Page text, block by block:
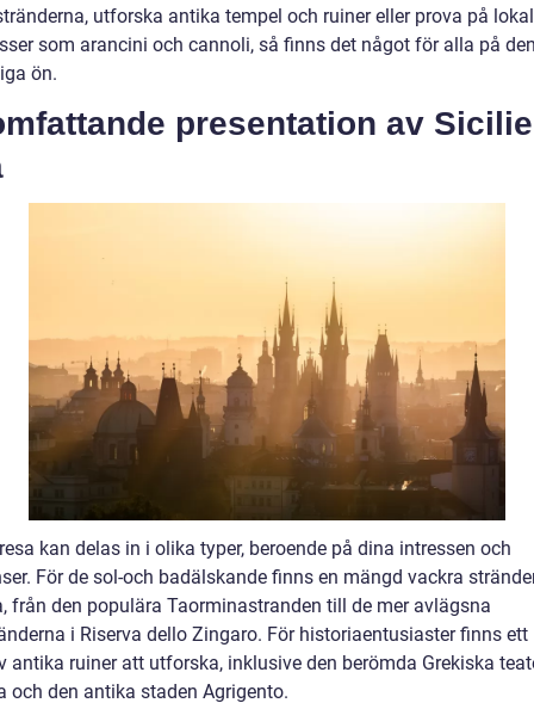
utforska antika tempel och ruiner eller prova på
som arancini och cannoli, så finns det något för alla på
ön.
presentation av
kan delas in i olika typer, beroende på dina intressen och
För de sol-och badälskande finns en mängd vackra
från den populära Taorminastranden till de mer avlägsna
i Riserva dello Zingaro. För historiaentusiaster finns ett
antika ruiner att utforska, inklusive den berömda Grekiska
och den antika staden Agrigento.